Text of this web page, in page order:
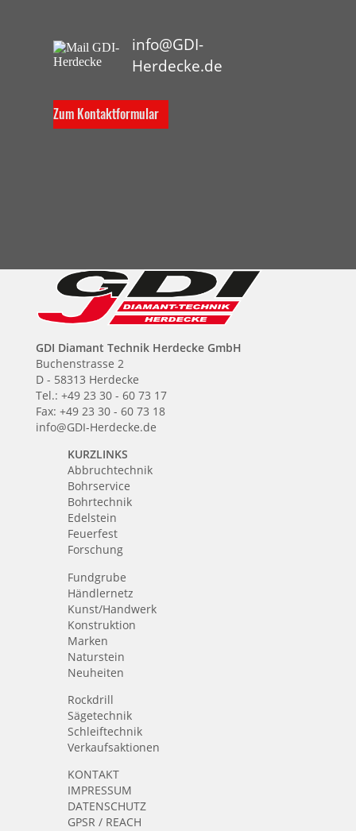
info@GDI-
Herdecke.de
Zum Kontaktformular
GDI Diamant Technik Herdecke GmbH
Buchenstrasse 2
D - 58313 Herdecke
Tel.: +49 23 30 - 60 73 17
Fax: +49 23 30 - 60 73 18
info@GDI-Herdecke.de
KURZLINKS
Abbruchtechnik
Bohrservice
Bohrtechnik
Edelstein
Feuerfest
Forschung
Fundgrube
Händlernetz
Kunst/Handwerk
Konstruktion
Marken
Naturstein
Neuheiten
Rockdrill
Sägetechnik
Schleiftechnik
Verkaufsaktionen
KONTAKT
IMPRESSUM
DATENSCHUTZ
GPSR / REACH